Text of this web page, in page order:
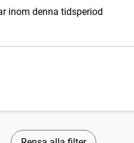
inom denna tidsperiod